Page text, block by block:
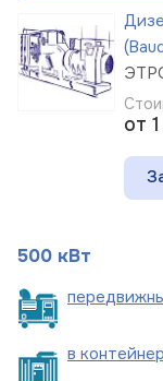
от
500 кВт
пере
в